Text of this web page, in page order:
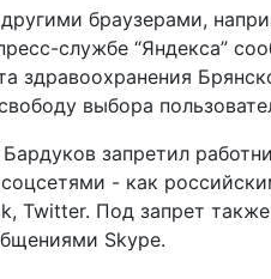
браузерами,
службе “Яндекса”
здравоохранения
выбора
запретил
- как
Twitter. Под запрет
Skype.